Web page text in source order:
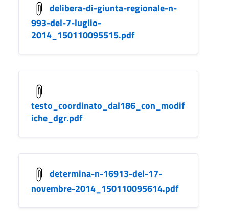
delibera-di-giunta-regionale-n-
993-del-7-luglio-
2014_150110095515.pdf
testo_coordinato_dal186_con_modif
iche_dgr.pdf
determina-n-16913-del-17-
novembre-2014_150110095614.pdf